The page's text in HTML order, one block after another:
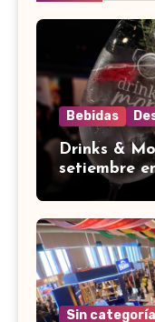
Bebidas
Drinks &
setiembre
Sin categoría